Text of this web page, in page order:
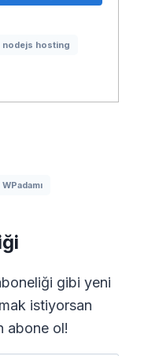
nodejs hosting
WPadamı
gibi yeni
istiyorsan
abone ol!